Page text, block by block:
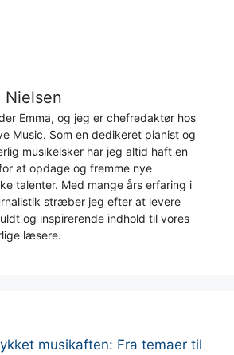
Nielsen
Emma, og jeg er chefredaktør hos
Music. Som en dedikeret pianist og
musikelsker har jeg altid haft en
at opdage og fremme nye
talenter. Med mange års erfaring i
stræber jeg efter at levere
og inspirerende indhold til vores
læsere.
musikaften: Fra temaer til